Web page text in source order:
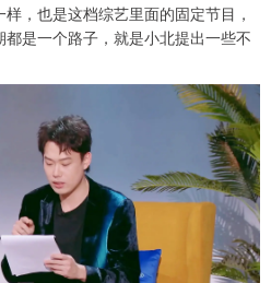
，也是这档综艺里面的固定节目，
是一个路子，就是小北提出一些不